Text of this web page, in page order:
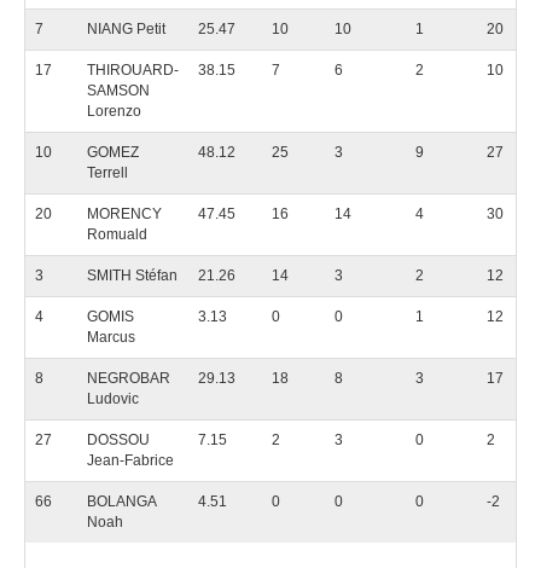
7 NIANG Petit 25.47 10 10 1 20
17
THIROUARD-
SAMSON
Lorenzo
38.15 7 6 2 10
10
GOMEZ
Terrell
48.12 25 3 9 27
20
MORENCY
Romuald
47.45 16 14 4 30
3 SMITH Stéfan 21.26 14 3 2 12
4
GOMIS
Marcus
3.13 0 0 1 12
8
NEGROBAR
Ludovic
29.13 18 8 3 17
27
DOSSOU
Jean-Fabrice
7.15 2 3 0 2
66
BOLANGA
Noah
4.51 0 0 0 -2